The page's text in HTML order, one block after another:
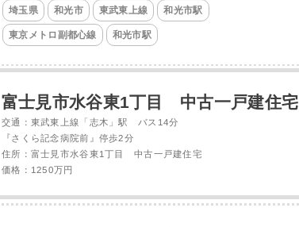
埼玉県 和光市 東武東上線 和光市駅
東京メトロ副都心線 和光市駅
富士見市水谷東1丁目 中古一戸建住宅
交通：東武東上線「志木」駅 バス14分
『さくら記念病院前』停歩2分
住所：富士見市水谷東1丁目 中古一戸建住宅
価格：1250万円